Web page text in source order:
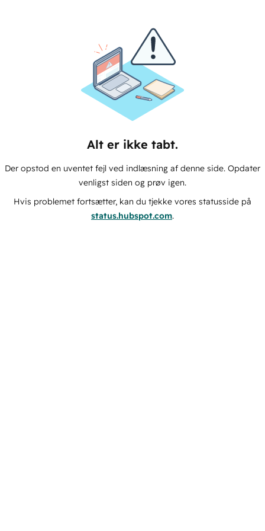
Alt er ikke tabt.
Der opstod en uventet fejl ved indlæsning af denne side. Opdater
venligst siden og prøv igen.
Hvis problemet fortsætter, kan du tjekke vores statusside på
status.hubspot.com.